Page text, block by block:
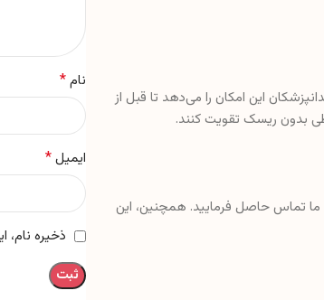
این امکان را می‌دهد تا قبل از
بدون ریسک تقویت کنند.
ما تماس حاصل فرمایید. همچنین، این
نام*
ایمیل*
ذخیره نام،